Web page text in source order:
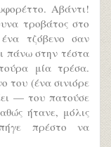
Αβάντι!
τροβάτος στο
τζόβενο σαν
πάνω στην τέστα
μία τρέσα.
του (ένα σινιόρε
— του πατούσε
ήτανε, μόλις
πρέστο να